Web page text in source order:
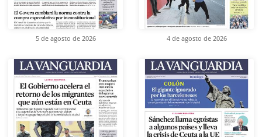
5 de agosto de 2026 4 de agosto de 2026